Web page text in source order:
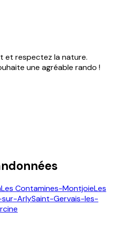
et respectez la nature.
une agréable rando !
Les Contamines-MontjoieLes
sur-ArlySaint-Gervais-les-